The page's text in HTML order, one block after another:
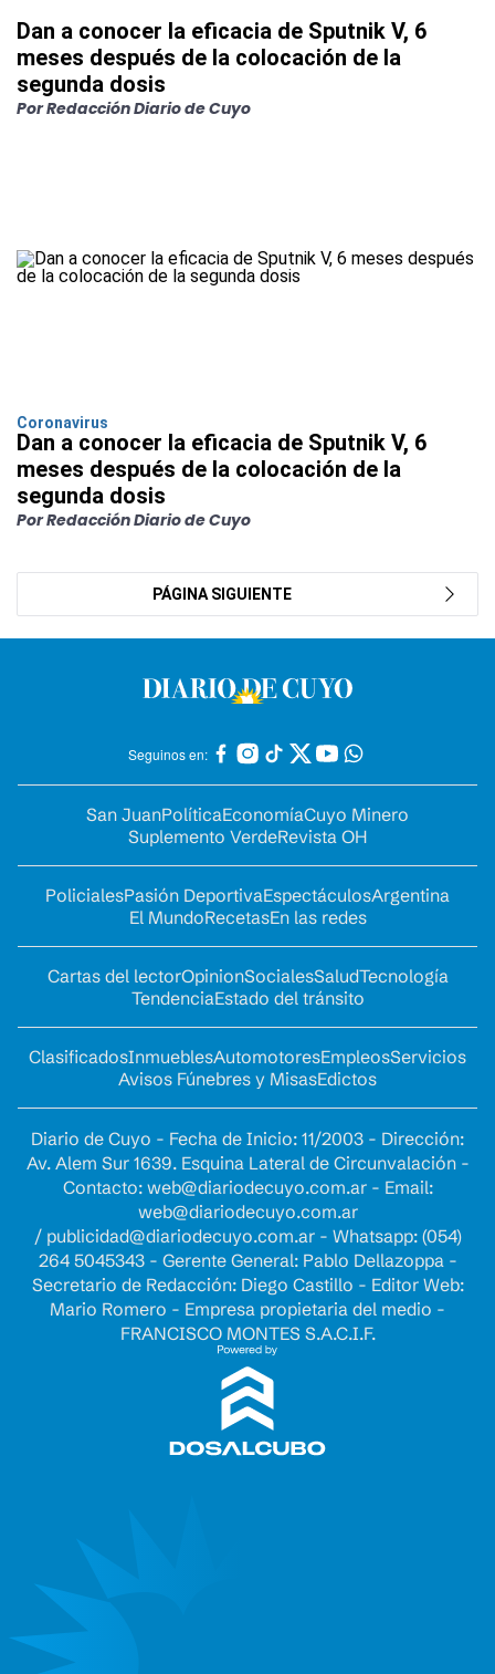
Dan a conocer la eficacia de Sputnik V, 6
meses después de la colocación de la
segunda dosis
Por Redacción Diario de Cuyo
Coronavirus
Dan a conocer la eficacia de Sputnik V, 6
meses después de la colocación de la
segunda dosis
Por Redacción Diario de Cuyo
PÁGINA SIGUIENTE
Seguinos en:
San JuanPolíticaEconomíaCuyo Minero
Suplemento VerdeRevista OH
PolicialesPasión DeportivaEspectáculosArgentina
El MundoRecetasEn las redes
Cartas del lectorOpinionSocialesSaludTecnología
TendenciaEstado del tránsito
ClasificadosInmueblesAutomotoresEmpleosServicios
Avisos Fúnebres y MisasEdictos
Diario de Cuyo - Fecha de Inicio: 11/2003 - Dirección:
Av. Alem Sur 1639. Esquina Lateral de Circunvalación -
Contacto: web@diariodecuyo.com.ar- Email:
web@diariodecuyo.com.ar
/ publicidad@diariodecuyo.com.ar- Whatsapp: (054)
264 5045343 - Gerente General: Pablo Dellazoppa -
Secretario de Redacción: Diego Castillo - Editor Web:
Mario Romero - Empresa propietaria del medio -
FRANCISCO MONTES S.A.C.I.F.